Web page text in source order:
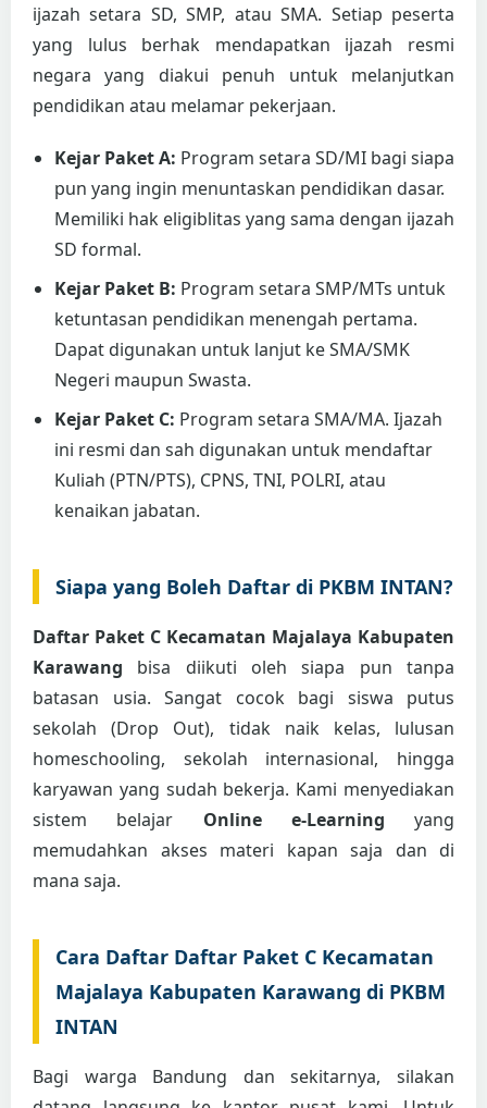
ijazah setara SD, SMP, atau SMA. Setiap peserta
yang lulus berhak mendapatkan ijazah resmi
negara yang diakui penuh untuk melanjutkan
pendidikan atau melamar pekerjaan.
Kejar Paket A: Program setara SD/MI bagi siapa
pun yang ingin menuntaskan pendidikan dasar.
Memiliki hak eligiblitas yang sama dengan ijazah
SD formal.
Kejar Paket B: Program setara SMP/MTs untuk
ketuntasan pendidikan menengah pertama.
Dapat digunakan untuk lanjut ke SMA/SMK
Negeri maupun Swasta.
Kejar Paket C: Program setara SMA/MA. Ijazah
ini resmi dan sah digunakan untuk mendaftar
Kuliah (PTN/PTS), CPNS, TNI, POLRI, atau
kenaikan jabatan.
Siapa yang Boleh Daftar di PKBM INTAN?
Daftar Paket C Kecamatan Majalaya Kabupaten
Karawang bisa diikuti oleh siapa pun tanpa
batasan usia. Sangat cocok bagi siswa putus
sekolah (Drop Out), tidak naik kelas, lulusan
homeschooling, sekolah internasional, hingga
karyawan yang sudah bekerja. Kami menyediakan
sistem belajar Online e-Learning yang
memudahkan akses materi kapan saja dan di
mana saja.
Cara Daftar Daftar Paket C Kecamatan
Majalaya Kabupaten Karawang di PKBM
INTAN
Bagi warga Bandung dan sekitarnya, silakan